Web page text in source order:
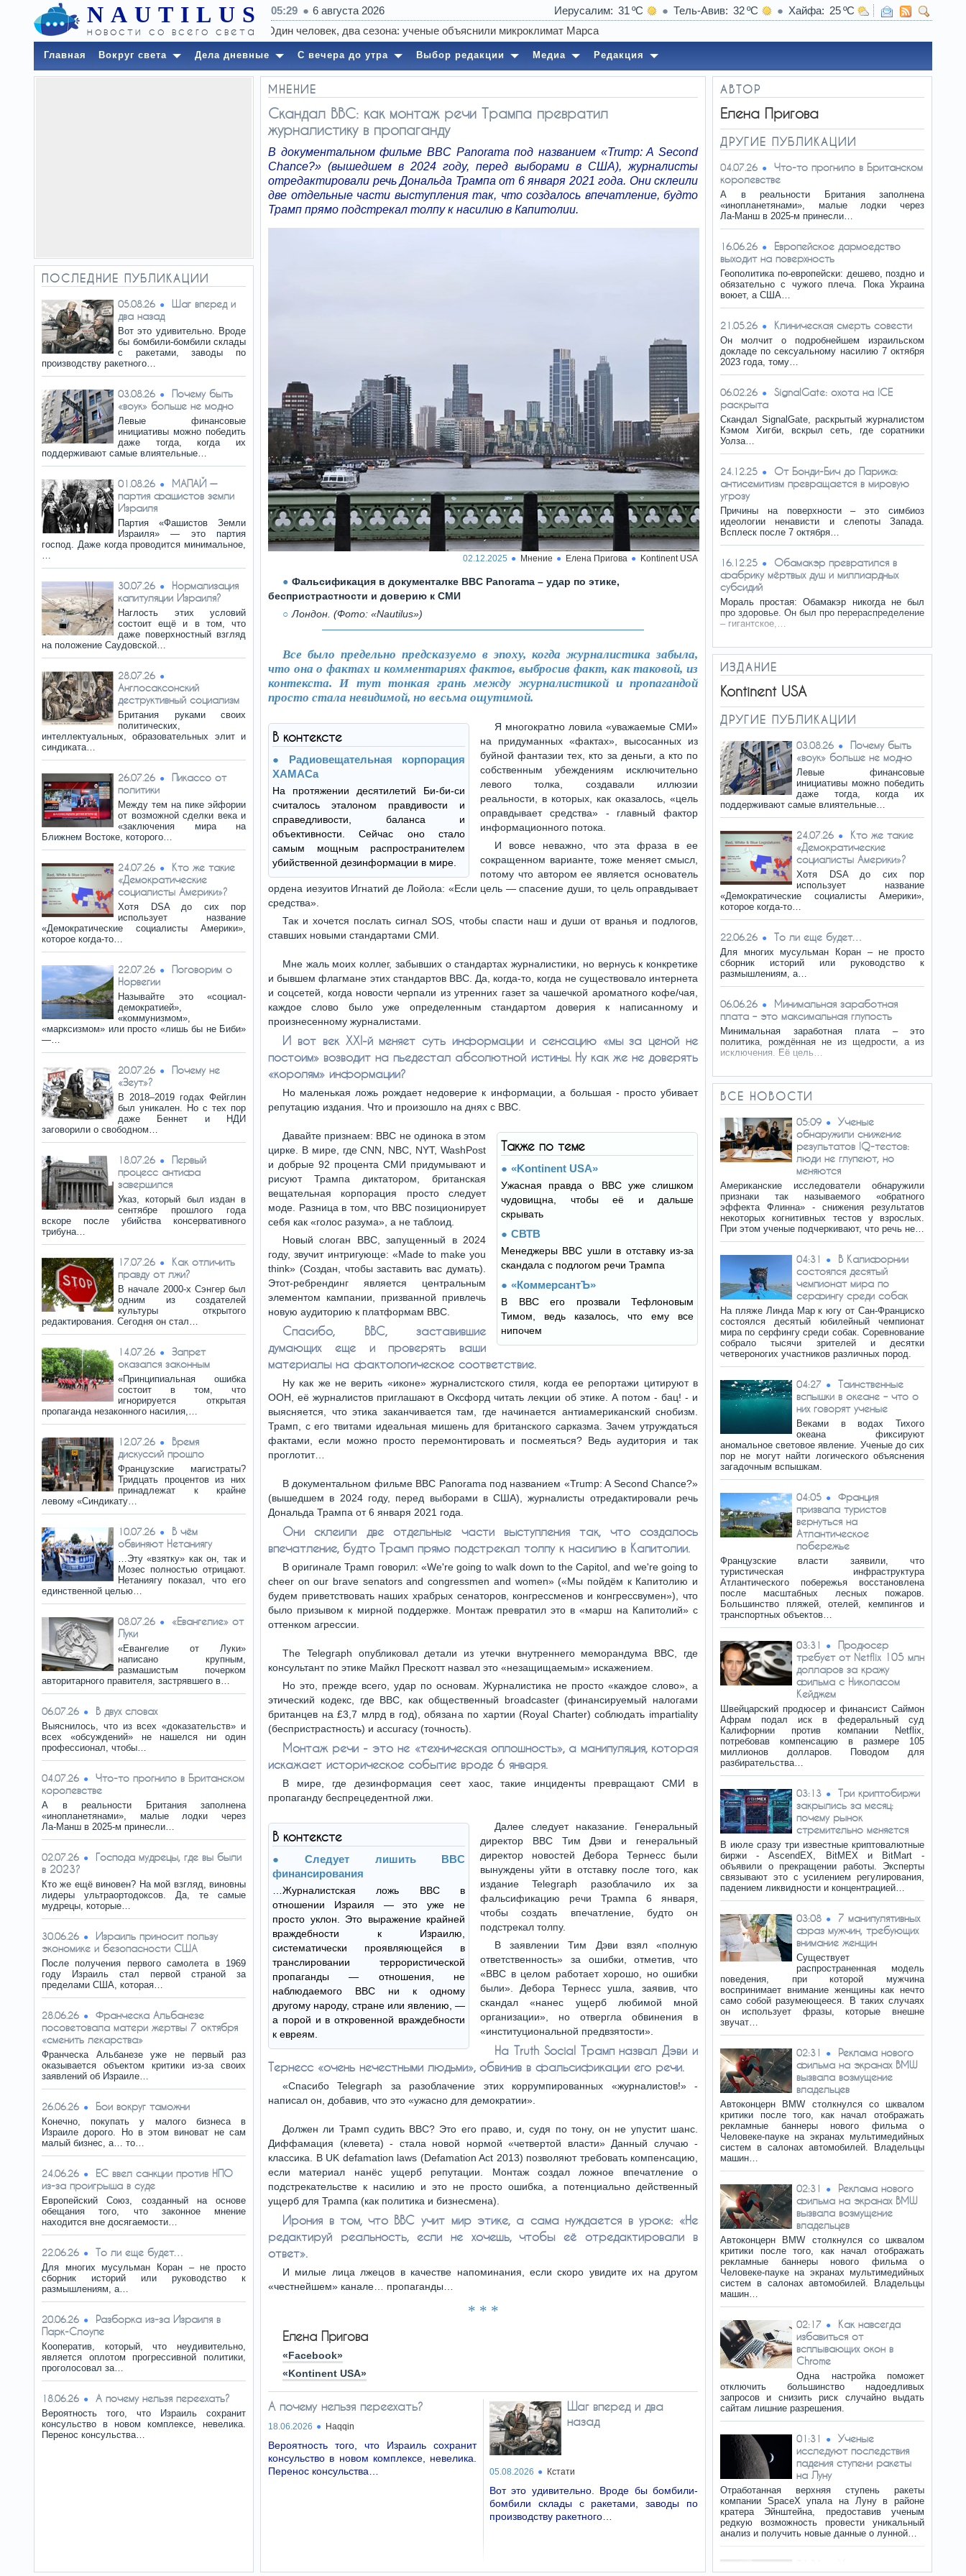
NAUTILUS
новости со всего света
05:29 6 августа 2026 Иерусалим 31 Тель-Авив 32 Хайфа
25
04:27
Таинственные вспышки в океане – что о них говорят ученые
Главная Вокруг света Дела дневные С вечера до утра Выбор редакции Медиа Редакция
ПОСЛЕДНИЕ ПУБЛИКАЦИИ
05.08.26
Шаг вперед и
два назад
Вот это удивительно. Вроде
бы бомбили-бомбили склады
с ракетами, заводы по
производству ракетного…
03.08.26
Почему быть
«воук» больше не модно
Левые финансовые
инициативы можно победить
даже тогда, когда их
поддерживают самые влиятельные…
01.08.26
МАПАЙ —
партия фашистов земли
Израиля
Партия «Фашистов Земли
Израиля» — это партия
господ. Даже когда проводится минимальное,
…
30.07.26
Нормализация
капитуляции Израиля?
Наглость этих условий
состоит ещё и в том, что
даже поверхностный взгляд
на положение Саудовской…
28.07.26
Англосаксонский
деструктивный социализм
Британия руками своих
политических,
интеллектуальных, образовательных элит и
синдиката…
26.07.26
Пикассо от
политики
Между тем на пике эйфории
от возможной сделки века и
«заключения мира на
Ближнем Востоке, которого…
24.07.26
Кто же такие
«Демократические
социалисты Америки»?
Хотя DSA до сих пор
использует название
«Демократические социалисты Америки»,
которое когда-то…
22.07.26
Поговорим о
Норвегии
Называйте это «социал-
демократией»,
«коммунизмом»,
«марксизмом» или просто «лишь бы не Биби»
—…
20.07.26
Почему не
«Зеут»?
В 2018–2019 годах Фейглин
был уникален. Но с тех пор
даже Беннет и НДИ
заговорили о свободном…
18.07.26
Первый
процесс антифа
завершился
Указ, который был издан в
сентябре прошлого года
вскоре после убийства консервативного
трибуна…
17.07.26
Как отличить
правду от лжи?
В начале 2000-х Сэнгер был
одним из создателей
культуры открытого
редактирования. Сегодня он стал…
14.07.26
Запрет
оказался законным
«Принципиальная ошибка
состоит в том, что
игнорируется открытая
пропаганда незаконного насилия,…
12.07.26
Время
дискуссий прошло
Французские магистраты?
Тридцать процентов из них
принадлежат к крайне
левому «Синдикату…
10.07.26
В чём
обвиняют Нетаниягу
…Эту «взятку» как он, так и
Мозес полностью отрицают.
Нетаниягу показал, что его
единственной целью…
08.07.26
«Евангелие» от
Луки
«Евангелие от Луки»
написано крупным,
размашистым почерком
авторитарного правителя, застрявшего в…
06.07.26 В двух словах
Выяснилось, что из всех «доказательств» и
всех «обсуждений» не нашелся ни один
профессионал, чтобы…
04.07.26
Что-то прогнило в Британском
королевстве
А в реальности Британия заполнена
«инопланетянами», малые лодки через
Ла‑Манш в 2025‑м принесли…
02.07.26
Господа мудрецы, где вы были
в 2023?
Кто же ещё виновен? На мой взгляд, виновны
лидеры ультраортодоксов. Да, те самые
мудрецы, которые…
30.06.26
Израиль приносит пользу
экономике и безопасности США
После получения первого самолета в 1969
году Израиль стал первой страной за
пределами США, которая…
28.06.26
Франческа Альбанезе
посоветовала матери жертвы 7 октября
«сменить лекарства»
Франческа Альбанезе уже не первый раз
оказывается объектом критики из-за своих
заявлений об Израиле…
26.06.26 Бои вокруг таможни
Конечно, покупать у малого бизнеса в
Израиле дорого. Но в этом виноват не сам
малый бизнес, а… то…
24.06.26
ЕС ввел санкции против НПО
из-за проигрыша в суде
Европейский Союз, созданный на основе
обещания того, что законное мнение
находится вне досягаемости…
22.06.26 То ли еще будет…
Для многих мусульман Коран – не просто
сборник историй или руководство к
размышлениям, а…
20.06.26
Разборка из-за Израиля в
Парк-Слоупе
Кооператив, который, что неудивительно,
является оплотом прогрессивной политики,
проголосовал за…
18.06.26 А почему нельзя переехать?
Вероятность того, что Израиль сохранит
консульство в новом комплексе, невелика.
Перенос консульства…
МНЕНИЕ
Скандал BBC: как монтаж речи Трампа превратил
журналистику в пропаганду
В документальном фильме BBC Panorama под названием «Trump: A Second
Chance?» (вышедшем в 2024 году, перед выборами в США), журналисты
отредактировали речь Дональда Трампа от 6 января 2021 года. Они склеили
две отдельные части выступления так, что создалось впечатление, будто
Трамп прямо подстрекал толпу к насилию в Капитолии.
02.12.2025 Мнение Елена Пригова Kontinent USA
Фальсификация в документалке BBC Panorama – удар по этике,
беспристрастности и доверию к СМИ
Лондон. (Фото: «Nautilus»)
Все было предельно предсказуемо в эпоху, когда журналистика забыла,
что онa о фактах и комментариях фактов, выбросив факт, как таковой, из
контекста. И тут тонкая грань между журналистикой и пропагандой
просто стала невидимой, но весьма ощутимой.
В контексте
Радиовещательная корпорация
ХАМАСа
На протяжении десятилетий Би-би-си
считалось эталоном правдивости и
справедливости, баланса и
объективности. Сейчас оно стало
самым мощным распространителем
убийственной дезинформации в мире.
Я многократно ловила «уважаемые СМИ»
на придуманных «фактах», высосанных из
буйной фантазии тех, кто за деньги, а кто по
собственным убеждениям исключительно
левого толка, создавали иллюзии
реальности, в которых, как оказалось, «цель
оправдывает средства» - главный фактор
информационного потока.
И вовсе неважно, что эта фраза в ее
сокращенном варианте, тоже меняет смысл,
потому что автором ее является основатель
ордена иезуитов Игнатий де Лойола: «Если цель — спасение души, то цель оправдывает
средства».
Так и хочется послать сигнал SOS, чтобы спасти наш и души от вранья и подлогов,
ставших новыми стандартами СМИ.
Мне жаль моих коллег, забывших о стандартах журналистики, но вернусь к конкретике
и бывшем флагмане этих стандартов ВВС. Да, когда-то, когда не существовало интернета
и соцсетей, когда новости черпали из утренних газет за чашечкой ароматного кофе/чая,
каждое слово было уже определенным стандартом доверия к написанному и
произнесенному журналистами.
И вот век XXI-й меняет суть информации и сенсацию «мы за ценой не
постоим» возводит на пьедестал абсолютной истины. Ну как же не доверять
«королям» информации?
Но маленькая ложь рождает недоверие к информации, а большая - просто убивает
репутацию издания. Что и произошло на днях с ВВС.
Также по теме
«Kontinent USA»
Ужасная правда о BBC уже слишком
чудовищна, чтобы её и дальше
скрывать
СВТВ
Менеджеры BBC ушли в отставку из-за
скандала с подлогом речи Трампа
«КоммерсантЪ»
В BBC его прозвали Тефлоновым
Тимом, ведь казалось, что ему все
нипочем
Давайте признаем: BBC не одинока в этом
цирке. В мире, где CNN, NBC, NYT, WashPost
и добрые 92 процента СМИ придумывают и
рисуют Трампа диктатором, британская
вещательная корпорация просто следует
моде. Разница в том, что BBC позиционирует
себя как «голос разума», а не таблоид.
Новый слоган BBC, запущенный в 2024
году, звучит интригующе: «Made to make you
think» (Создан, чтобы заставить вас думать).
Этот-ребрендинг является центральным
элементом кампании, призванной привлечь
новую аудиторию к платформам BBC.
Спасибо, ВВС, заставившие
думающих еще и проверять ваши
материалы на фактологическое соответствие.
Ну как же не верить «иконе» журналистского стиля, когда ее репортажи цитируют в
ООН, её журналистов приглашают в Оксфорд читать лекции об этике. А потом - бац! - и
выясняется, что этика заканчивается там, где начинается антиамериканский снобизм.
Трамп, с его твитами идеальная мишень для британского сарказма. Зачем утруждаться
фактами, если можно просто перемонтировать и посмеяться? Ведь аудитория и так
проглотит…
В документальном фильме BBC Panorama под названием «Trump: A Second Chance?»
(вышедшем в 2024 году, перед выборами в США), журналисты отредактировали речь
Дональда Трампа от 6 января 2021 года.
Они склеили две отдельные части выступления так, что создалось
впечатление, будто Трамп прямо подстрекал толпу к насилию в Капитолии.
В оригинале Трамп говорил: «We're going to walk down to the Capitol, and we're going to
cheer on our brave senators and congressmen and women» («Мы пойдём к Капитолию и
будем приветствовать наших храбрых сенаторов, конгрессменов и конгрессвумен»), что
было призывом к мирной поддержке. Монтаж превратил это в «марш на Капитолий» с
оттенком агрессии.
The Telegraph опубликовал детали из утечки внутреннего меморандума BBC, где
консультант по этике Майкл Прескотт назвал это «незащищаемым» искажением.
Но это, прежде всего, удар по основам. Журналистика не просто «каждое слово», а
этический кодекс, где BBC, как общественный broadcaster (финансируемый налогами
британцев на £3,7 млрд в год), обязана по хартии (Royal Charter) соблюдать impartiality
(беспристрастность) и accuracy (точность).
Монтаж речи - это не «техническая оплошность», а манипуляция, которая
искажает историческое событие вроде 6 января.
В мире, где дезинформация сеет хаос, такие инциденты превращают СМИ в
пропаганду беспрецедентной лжи.
В контексте
Следует лишить BBC
финансирования
…Журналистская ложь BBC в
отношении Израиля — это уже не
просто уклон. Это выражение крайней
враждебности к Израилю,
систематически проявляющейся в
транслировании террористической
пропаганды — отношения, не
наблюдаемого BBC ни к одному
другому народу, стране или явлению, —
а порой и в откровенной враждебности
к евреям.
Далее следует наказание. Генеральный
директор BBC Тим Дэви и генеральный
директор новостей Дебора Тернесс были
вынуждены уйти в отставку после того, как
издание Telegraph разоблачило их за
фальсификацию речи Трампа 6 января,
чтобы создать впечатление, будто он
подстрекал толпу.
В заявлении Тим Дэви взял «полную
ответственность» за ошибки, отметив, что
«BBC в целом работает хорошо, но ошибки
были». Дебора Тернесс ушла, заявив, что
скандал «нанес ущерб любимой мной
организации», но отвергла обвинения в
«институциональной предвзятости».
На Truth Social Трамп назвал Дэви и
Тернесс «очень нечестными людьми», обвинив в фальсификации его речи.
«Спасибо Telegraph за разоблачение этих коррумпированных «журналистов!» -
написал он, добавив, что это «ужасно для демократии».
Должен ли Трамп судить BBC? Это его право, и, судя по тону, он не упустит шанс.
Диффамация (клевета) - стала новой нормой «четвертой власти» Данный случаю -
классика. В UK defamation laws (Defamation Act 2013) позволяют требовать компенсацию,
если материал нанёс ущерб репутации. Монтаж создал ложное впечатление о
подстрекательстве к насилию и это не просто ошибка, а потенциально действенный
ущерб для Трампа (как политика и бизнесмена).
Ирония в том, что BBC учит мир этике, а сама нуждается в уроке: «Не
редактируй реальность, если не хочешь, чтобы её отредактировали в
ответ».
И милые лица лжецов в качестве напоминания, если скоро увидите их на другом
«честнейшем» канале… пропаганды…
* * *
Елена Пригова
«Facebook»
«Kontinent USA»
А почему нельзя переехать?
18.06.2026 Haqqin
Вероятность того, что Израиль сохранит
консульство в новом комплексе, невелика.
Перенос консульства…
Шаг вперед и два
назад
05.08.2026 Кстати
Вот это удивительно. Вроде бы бомбили-
бомбили склады с ракетами, заводы по
производству ракетного…
АВТОР
Елена Пригова
ДРУГИЕ ПУБЛИКАЦИИ
04.07.26
Что-то прогнило в Британском
королевстве
А в реальности Британия заполнена
«инопланетянами», малые лодки через
Ла‑Манш в 2025‑м принесли…
16.06.26
Европейское дармоедство
выходит на поверхность
Геополитика по‑европейски: дешево, поздно и
обязательно с чужого плеча. Пока Украина
воюет, а США…
21.05.26 Клиническая смерть совести
Он молчит о подробнейшем израильском
докладе по сексуальному насилию 7 октября
2023 года, тому…
06.02.26
SignalGate: охота на ICE
раскрыта
Скандал SignalGate, раскрытый журналистом
Кэмом Хигби, вскрыл сеть, где соратники
Уолза…
24.12.25
От Бонди-Бич до Парижа:
антисемитизм превращается в мировую
угрозу
Причины на поверхности – это симбиоз
идеологии ненависти и слепоты Запада.
Всплеск после 7 октября…
16.12.25
Обамакэр превратился в
фабрику мёртвых душ и миллиардных
субсидий
Мораль простая: Обамакэр никогда не был
про здоровье. Он был про перераспределение
– гигантское,…
ИЗДАНИЕ
Kontinent USA
ДРУГИЕ ПУБЛИКАЦИИ
03.08.26
Почему быть
«воук» больше не модно
Левые финансовые
инициативы можно победить
даже тогда, когда их
поддерживают самые влиятельные…
24.07.26
Кто же такие
«Демократические
социалисты Америки»?
Хотя DSA до сих пор
использует название
«Демократические социалисты Америки»,
которое когда-то…
22.06.26 То ли еще будет…
Для многих мусульман Коран – не просто
сборник историй или руководство к
размышлениям, а…
06.06.26
Минимальная заработная
плата – это максимальная глупость
Минимальная заработная плата – это
политика, рождённая не из щедрости, а из
исключения. Её цель…
ВСЕ НОВОСТИ
05:09
Ученые
обнаружили снижение
результатов IQ-тестов:
люди не глупеют, но
меняются
Американские исследователи обнаружили
признаки так называемого «обратного
эффекта Флинна» - снижения результатов
некоторых когнитивных тестов у взрослых.
При этом ученые подчеркивают, что речь не…
04:31
В Калифорнии
состоялся десятый
чемпионат мира по
серфингу среди собак
На пляже Линда Мар к югу от Сан-Франциско
состоялся десятый юбилейный чемпионат
мира по серфингу среди собак. Соревнование
собрало тысячи зрителей и десятки
четвероногих участников различных пород.
04:27
Таинственные
вспышки в океане – что о
них говорят ученые
Веками в водах Тихого
океана фиксируют
аномальное световое явление. Ученые до сих
пор не могут найти логического объяснения
загадочным вспышкам.
04:05
Франция
призвала туристов
вернуться на
Атлантическое
побережье
Французские власти заявили, что
туристическая инфраструктура
Атлантического побережья восстановлена
после масштабных лесных пожаров.
Большинство пляжей, отелей, кемпингов и
транспортных объектов…
03:31
Продюсер
требует от Netflix 105 млн
долларов за кражу
фильма с Николасом
Кейджем
Швейцарский продюсер и финансист Саймон
Афрам подал иск в федеральный суд
Калифорнии против компании Netflix,
потребовав компенсацию в размере 105
миллионов долларов. Поводом для
разбирательства…
03:13
Три криптобиржи
закрылись за месяц:
почему рынок
стремительно меняется
В июле сразу три известные криптовалютные
биржи - AscendEX, BitMEX и BitMart -
объявили о прекращении работы. Эксперты
связывают это с усилением регулирования,
падением ликвидности и концентрацией…
03:08
7 манипулятивных
фраз мужчин, требующих
внимание женщин
Существует
распространенная модель
поведения, при которой мужчина
воспринимает внимание женщины как нечто
само собой разумеющееся. В таких случаях
он использует фразы, которые внешне
звучат…
02:31
Реклама нового
фильма на экранах BMW
вызвала возмущение
владельцев
Автоконцерн BMW столкнулся со шквалом
критики после того, как начал отображать
рекламные баннеры нового фильма о
Человеке-пауке на экранах мультимедийных
систем в салонах автомобилей. Владельцы
машин…
02:31
Реклама нового
фильма на экранах BMW
вызвала возмущение
владельцев
Автоконцерн BMW столкнулся со шквалом
критики после того, как начал отображать
рекламные баннеры нового фильма о
Человеке-пауке на экранах мультимедийных
систем в салонах автомобилей. Владельцы
машин…
02:17
Как навсегда
избавиться от
всплывающих окон в
Chrome
Одна настройка поможет
отключить большинство надоедливых
запросов и снизить риск случайно выдать
сайтам лишние разрешения.
01:31
Ученые
исследуют последствия
падения ступени ракеты
на Луну
Отработанная верхняя ступень ракеты
компании SpaceX упала на Луну в районе
кратера Эйнштейна, предоставив ученым
редкую возможность провести уникальный
анализ и получить новые данные о лунной…